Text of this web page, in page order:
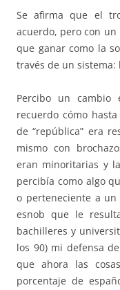
Se afirma que el
acuerdo, pero con
que ganar como la
través de un sistema:
Percibo un cambio
recuerdo cómo
de “república” era
mismo con
eran minoritarias y
percibía como algo
o perteneciente a un
esnob que le
bachilleres y
los 90) mi defensa
que ahora las
porcentaje de